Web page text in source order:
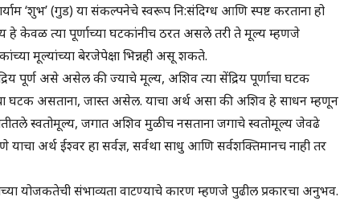
‘शुभ’ (गुड) या संकल्पनेचे स्वरूप नि:संदिग्ध आणि स्पष्ट करताना हो
हे केवळ त्या पूर्णाच्या घटकांनीच ठरत असले तरी ते मूल्य म्हणजे
मूल्यांच्या बेरजेपेक्षा भिन्नही असू शकते.
पूर्ण असे असेल की ज्याचे मूल्य, अशिव त्या सेंद्रिय पूर्णाचा घटक
घटक असताना, जास्त असेल. याचा अर्थ असा की अशिव हे साधन म्हणून
स्वतोमूल्य, जगात अशिव मुळीच नसताना जगाचे स्वतोमूल्य जेवढे
अर्थ ईश्वर हा सर्वज्ञ, सर्वथा साधु आणि सर्वशक्तिमानच नाही तर
योजकतेची संभाव्यता वाटण्याचे कारण म्हणजे पुढील प्रकारचा अनुभव.